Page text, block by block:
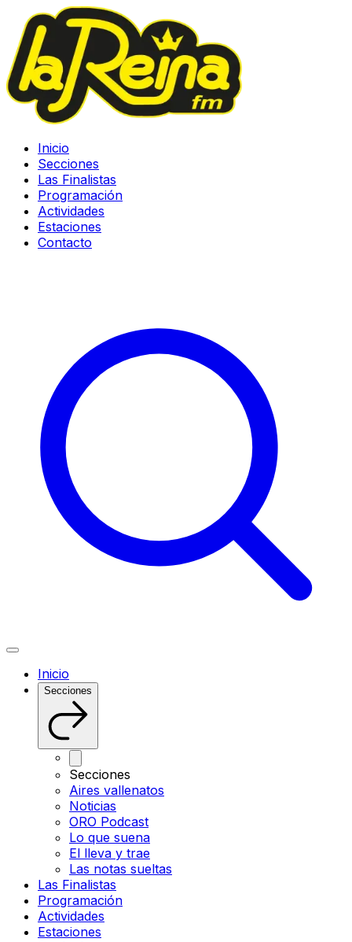
Inicio
Secciones
Las Finalistas
Programación
Actividades
Estaciones
Contacto
Inicio
Secciones
Secciones
Aires vallenatos
Noticias
ORO Podcast
Lo que suena
El lleva y trae
Las notas sueltas
Las Finalistas
Programación
Actividades
Estaciones